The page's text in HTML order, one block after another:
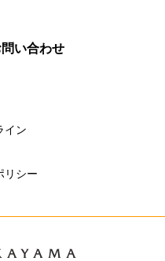
問い合わせ
イン
リシー